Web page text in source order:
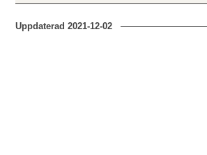
Uppdaterad2021-12-02